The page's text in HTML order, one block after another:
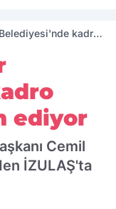
kadro
ediyor
Cemil
İZULAŞ'ta